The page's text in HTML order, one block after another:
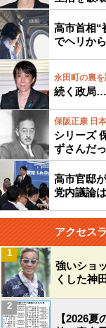
高市首相“
でヘリか
永田町の裏
続く政局
保阪正康 日
シリーズ
ずさんだ
高市官邸
党内議論
アクセス
強いショ
くした神
1
【2026
2